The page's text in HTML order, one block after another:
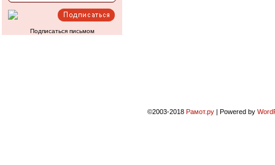
Подписаться письмом
©2003-2018 Рамот.ру | Powered by